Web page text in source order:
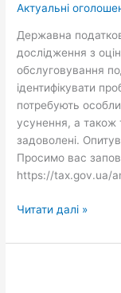
Актуальні
Державна
дослідження з
обслуговування
ідентифікувати
потребують
усунення, а також
задоволені.
Просимо вас
https://tax.gov.ua/
Читати далі »